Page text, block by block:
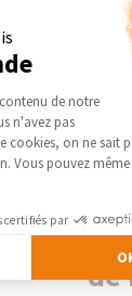
par l’
Les
de
du
de notre
n'avez pas
cookies, on ne sait
Vous pouvez même
certifiés par
consent